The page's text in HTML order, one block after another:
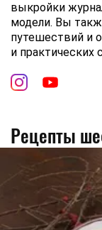
выкройки
модели. Вы
путешествий и
и практических
Рецепты